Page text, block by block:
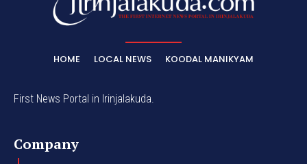
HOME LOCAL NEWS KOODAL MANIKYAM
First News Portal in Irinjalakuda.
Company